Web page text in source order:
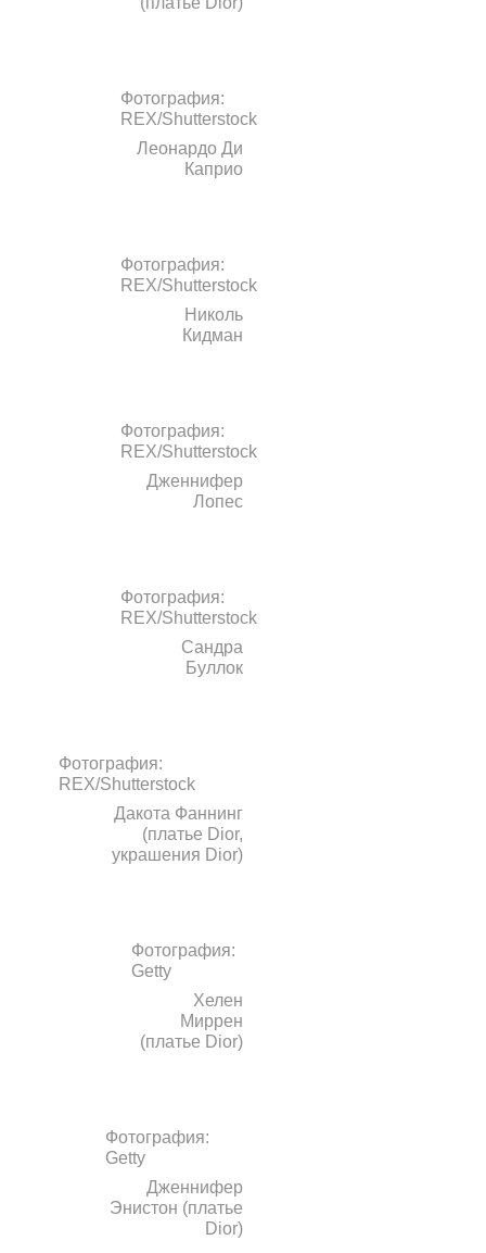
Фотография:
REX/Shutterstock
Леонардо Ди
Каприо
Фотография:
REX/Shutterstock
Николь
Кидман
Фотография:
REX/Shutterstock
Дженнифер
Лопес
Фотография:
REX/Shutterstock
Сандра
Буллок
Фотография:
REX/Shutterstock
Дакота Фаннинг
(платье Dior,
украшения Dior)
Фотография:
Getty
Хелен
Миррен
(платье Dior)
Фотография:
Getty
Дженнифер
Энистон (платье
Dior)